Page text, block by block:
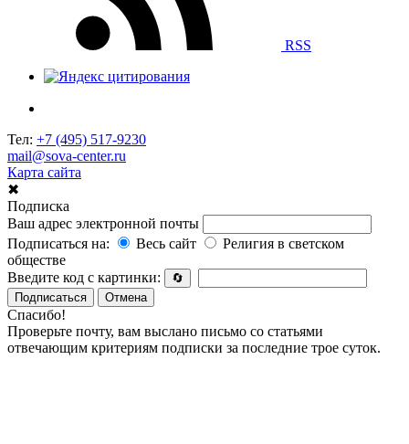
RSS
Тел: +7 (495) 517-9230
mail@sova-center.ru
Карта сайта
✖
Подписка
Ваш адрес электронной почты
Подписаться на:
Весь сайт
Религия в светском
обществе
Введите код с картинки:
🔄
Подписаться
Отмена
Спасибо!
Проверьте почту, вам выслано письмо со статьями
отвечающим критериям подписки за последние трое суток.